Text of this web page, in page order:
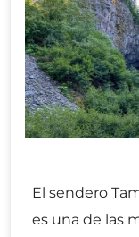
El sendero
es una de las